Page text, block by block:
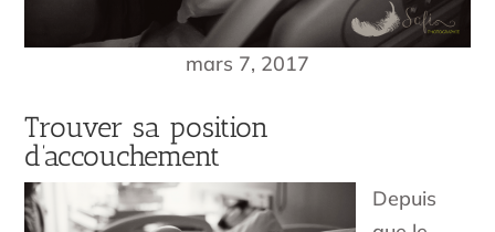
mars 7, 2017
Trouver sa position
d’accouchement
Depuis